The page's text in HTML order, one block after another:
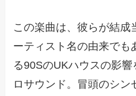
この楽曲は、彼らが結成
ーティスト名の由来でも
る90SのUKハウスの影
ロサウンド。冒頭のシン